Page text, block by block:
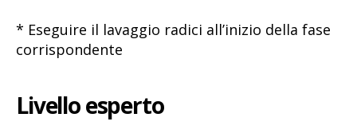
* Eseguire il lavaggio radici all’inizio della fase
corrispondente
Livello esperto